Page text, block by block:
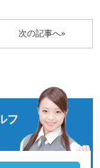
次の記事へ»
フ